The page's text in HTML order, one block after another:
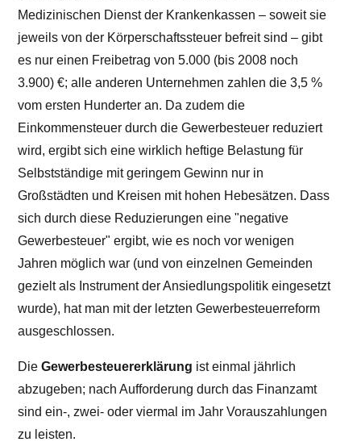
Medizinischen Dienst der Krankenkassen – soweit sie
jeweils von der Körperschaftssteuer befreit sind – gibt
es nur einen Freibetrag von 5.000 (bis 2008 noch
3.900) €; alle anderen Unternehmen zahlen die 3,5 %
vom ersten Hunderter an. Da zudem die
Einkommensteuer durch die Gewerbesteuer reduziert
wird, ergibt sich eine wirklich heftige Belastung für
Selbstständige mit geringem Gewinn nur in
Großstädten und Kreisen mit hohen Hebesätzen. Dass
sich durch diese Reduzierungen eine "negative
Gewerbesteuer" ergibt, wie es noch vor wenigen
Jahren möglich war (und von einzelnen Gemeinden
gezielt als Instrument der Ansiedlungspolitik eingesetzt
wurde), hat man mit der letzten Gewerbesteuerreform
ausgeschlossen.
DieGewerbesteuererklärung ist einmal jährlich
abzugeben; nach Aufforderung durch das Finanzamt
sind ein-, zwei- oder viermal im Jahr Vorauszahlungen
zu leisten.